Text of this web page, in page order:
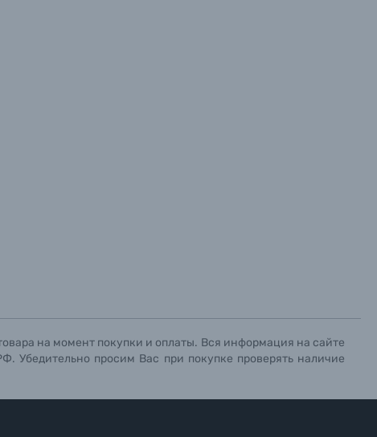
на момент покупки и оплаты. Вся информация на сайте
Убедительно просим Вас при покупке проверять наличие